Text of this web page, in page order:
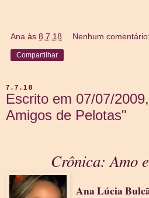
Ana às 8.7.18 Nenhum comentário:
Compartilhar
7.7.18
Escrito em 07/07/
Amigos de Pelotas"
Crônica: Amo
Ana Lúcia